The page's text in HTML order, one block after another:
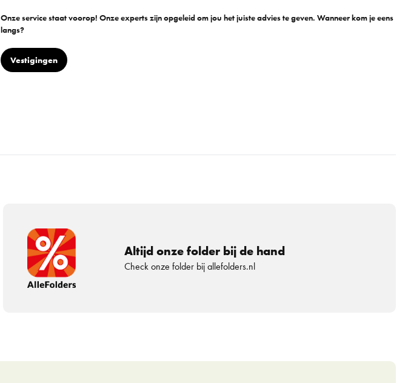
Onze service staat voorop! Onze experts zijn opgeleid om jou het juiste advies te geven. Wanneer kom je eens
langs?
Vestigingen
Altijd onze folder bij de hand
Check onze folder bij allefolders.nl